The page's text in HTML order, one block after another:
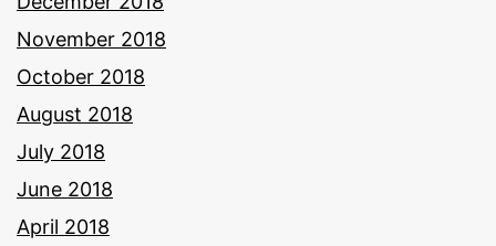
November 2018
October 2018
August 2018
July 2018
June 2018
April 2018